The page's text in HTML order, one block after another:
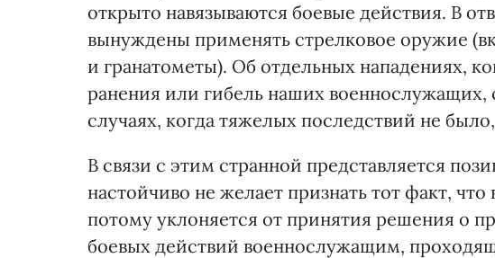
открыто навязываются боевые действия. В
вынуждены применять стрелковое оружие
и гранатометы). Об отдельных нападениях,
ранения или гибель наших
случаях, когда тяжелых последствий не
В связи с этим странной представляется
настойчиво не желает признать тот факт,
потому уклоняется от принятия решения о
боевых действий военнослужащим,